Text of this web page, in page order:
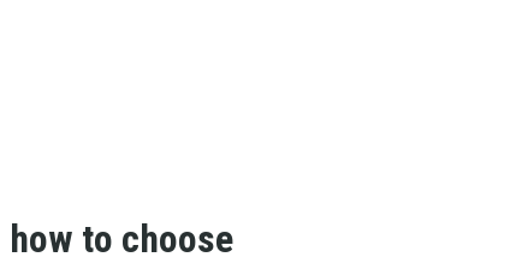
to choose